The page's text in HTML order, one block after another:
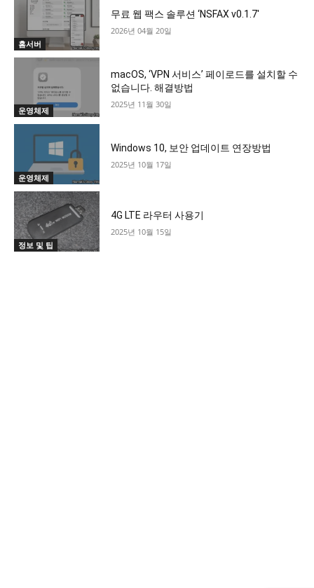
홈서버
무료 웹 팩스 솔루션 ‘NSFAX v0.1.7′
2026년 04월 20일
운영체제
macOS, ‘VPN 서비스’ 페이로드를 설치할 수
없습니다. 해결방법
2025년 11월 30일
운영체제
Windows 10, 보안 업데이트 연장방법
2025년 10월 17일
정보 및 팁
4G LTE 라우터 사용기
2025년 10월 15일